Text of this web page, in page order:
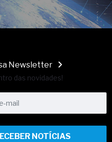
Newsletter
das novidades!
NOTÍCIAS